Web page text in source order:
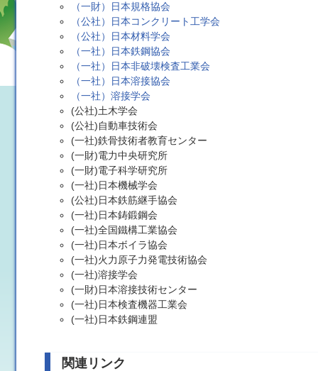
（一財）日本規格協会
（公社）日本コンクリート工学会
（公社）日本材料学会
（一社）日本鉄鋼協会
（一社）日本非破壊検査工業会
（一社）日本溶接協会
（一社）溶接学会
(公社)土木学会
(公社)自動車技術会
(一社)鉄骨技術者教育センター
(一財)電力中央研究所
(一財)電子科学研究所
(一社)日本機械学会
(公社)日本鉄筋継手協会
(一社)日本鋳鍛鋼会
(一社)全国鐵構工業協会
(一社)日本ボイラ協会
(一社)火力原子力発電技術協会
(一社)溶接学会
(一財)日本溶接技術センター
(一社)日本検査機器工業会
(一社)日本鉄鋼連盟
関連リンク